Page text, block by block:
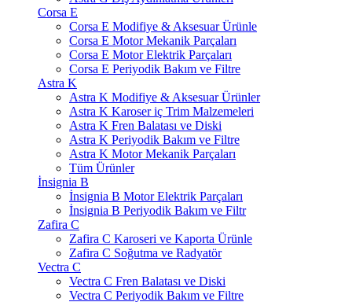
Corsa E
Corsa E Modifiye & Aksesuar Ürünle
Corsa E Motor Mekanik Parçaları
Corsa E Motor Elektrik Parçaları
Corsa E Periyodik Bakım ve Filtre
Astra K
Astra K Modifiye & Aksesuar Ürünler
Astra K Karoser iç Trim Malzemeleri
Astra K Fren Balatası ve Diski
Astra K Periyodik Bakım ve Filtre
Astra K Motor Mekanik Parçaları
Tüm Ürünler
İnsignia B
İnsignia B Motor Elektrik Parçaları
İnsignia B Periyodik Bakım ve Filtr
Zafira C
Zafira C Karoseri ve Kaporta Ürünle
Zafira C Soğutma ve Radyatör
Vectra C
Vectra C Fren Balatası ve Diski
Vectra C Periyodik Bakım ve Filtre